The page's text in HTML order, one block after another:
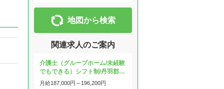
地図から検索
関連求人のご案内
介護士（グループホーム/未経験
でもできる）シフト制/丹羽郡…
月給187,000円～ 196,200円